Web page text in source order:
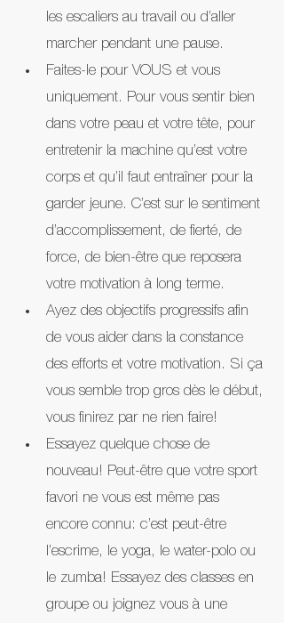
les escaliers au travail ou d’aller
marcher pendant une pause.
Faites-le pour VOUS et vous
uniquement. Pour vous sentir bien
dans votre peau et votre tête, pour
entretenir la machine qu’est votre
corps et qu’il faut entraîner pour la
garder jeune. C’est sur le sentiment
d’accomplissement, de fierté, de
force, de bien-être que reposera
votre motivation à long terme.
Ayez des objectifs progressifs afin
de vous aider dans la constance
des efforts et votre motivation. Si ça
vous semble trop gros dès le début,
vous finirez par ne rien faire!
Essayez quelque chose de
nouveau! Peut-être que votre sport
favori ne vous est même pas
encore connu: c’est peut-être
l’escrime, le yoga, le water-polo ou
le zumba! Essayez des classes en
groupe ou joignez vous à une